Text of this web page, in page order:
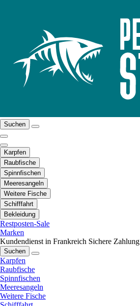
Suchen
Karpfen
Raubfische
Spinnfischen
Meeresangeln
Weitere Fische
Schifffahrt
Bekleidung
Restposten-Sale
Marken
Kundendienst in Frankreich Sichere Zahlung
Suchen
Karpfen
Raubfische
Spinnfischen
Meeresangeln
Weitere Fische